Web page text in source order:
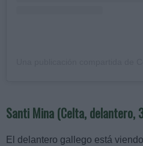
Santi Mina (Celta, delantero,
El delantero gallego está